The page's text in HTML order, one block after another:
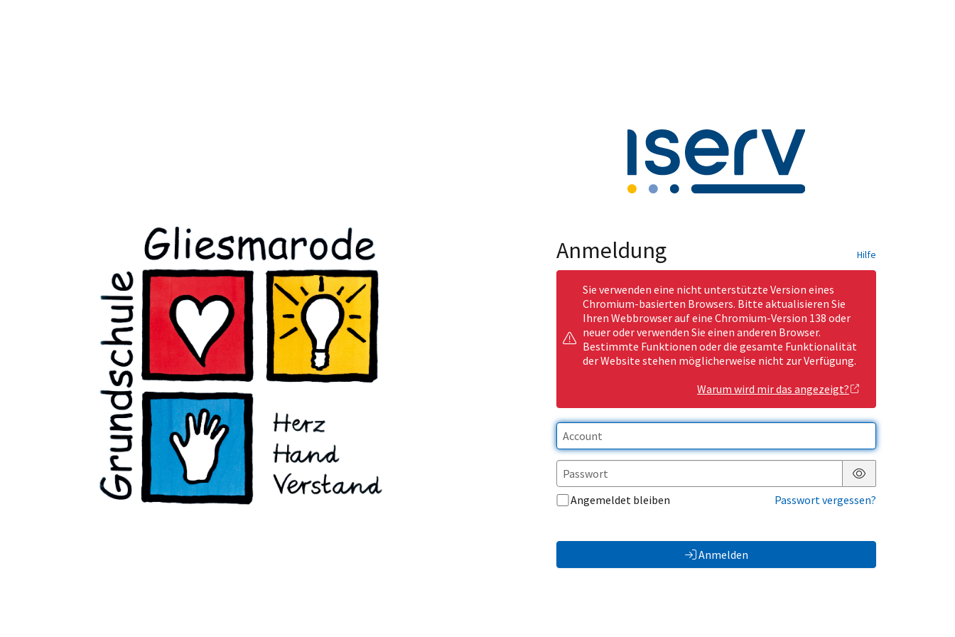
Anmeldung Hilfe
Sie verwenden eine nicht unterstützte Version eines
Chromium-basierten Browsers. Bitte aktualisieren Sie
Ihren Webbrowser auf eine Chromium-Version 138 oder
neuer oder verwenden Sie einen anderen Browser.
Bestimmte Funktionen oder die gesamte Funktionalität
der Website stehen möglicherweise nicht zur Verfügung.
Warum wird mir das angezeigt?
Passwort anzeigen
Angemeldet bleiben
Passwort vergessen?
Anmelden